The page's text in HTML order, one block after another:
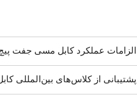
الزامات عملکرد کابل مسی جفت
پشتیبانی از کلاس‌های بین‌المللی